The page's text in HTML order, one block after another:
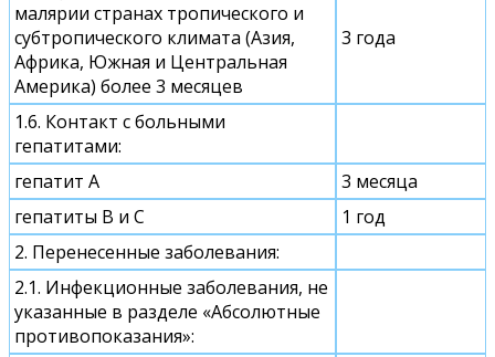
малярии странах тропического и
субтропического климата (Азия,
Африка, Южная и Центральная
Америка) более 3 месяцев
3 года
1.6. Контакт с больными
гепатитами:
гепатит А
3 месяца
гепатиты В и С
1 год
2. Перенесенные заболевания:
2.1. Инфекционные заболевания, не
указанные в разделе «Абсолютные
противопоказания»: